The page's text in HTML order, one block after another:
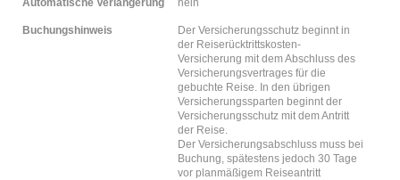
Automatische Verlängerung nein
Buchungshinweis
Der Versicherungsschutz beginnt in
der Reiserücktrittskosten-
Versicherung mit dem Abschluss des
Versicherungsvertrages für die
gebuchte Reise. In den übrigen
Versicherungssparten beginnt der
Versicherungsschutz mit dem Antritt
der Reise.
Der Versicherungsabschluss muss bei
Buchung, spätestens jedoch 30 Tage
vor planmäßigem Reiseantritt